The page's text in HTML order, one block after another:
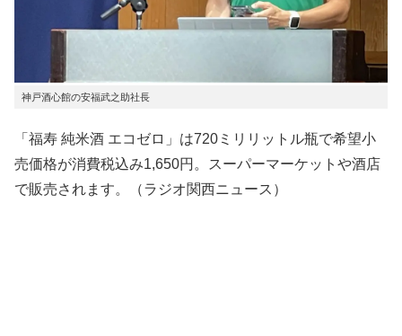
神戸酒心館の安福武之助社長
「福寿 純米酒 エコゼロ」は720ミリリットル瓶で希望小
売価格が消費税込み1,650円。スーパーマーケットや酒店
で販売されます。（ラジオ関西ニュース）